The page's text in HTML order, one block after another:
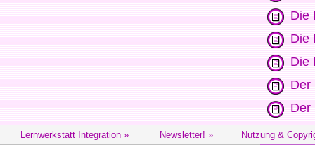
Die
Die
Die
Der
Der
Lernwerkstatt Integration » Newsletter! » Nutzung &